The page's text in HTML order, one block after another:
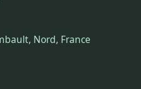
Nord, France